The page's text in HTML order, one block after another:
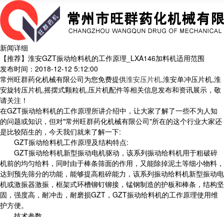
新闻详细
【推荐】淮安GZT振动给料机的工作原理_LXA146加料机适用范围
发布时间：2018-12-12 5:12:00
常州旺群药化机械有限公司为您免费提供淮安压片机,淮安单冲压片机,淮
安旋转压片机,摇摆式颗粒机,压片机配件等相关信息发布和资讯展示，敬
请关注！
在GZT振动给料机的工作原理所讲介绍中，让大家了解了一些不为人知
的问题或知识，但对"常州旺群药化机械有限公司"所在的这个行业大家还
是比较陌生的，今天我们就来了解一下:
GZT振动给料机工作原理及结构特点:
GZT振动给料机新型振动电机驱动，该系列振动给料机用于粗破碎
机前的均匀给料，同时由于棒条筛面的作用，又能除掉泥土等细小物料，
达到预先筛分的功能，能够提高粗碎能力，该系列振动给料机新型振动电
机或激振器激振，框架式环槽铆钉铆接，锰钢制造的护板和棒条，结构坚
固，强度高，耐冲击，耐磨损GZT，GZT振动给料机的工作原理使用维
护方便。